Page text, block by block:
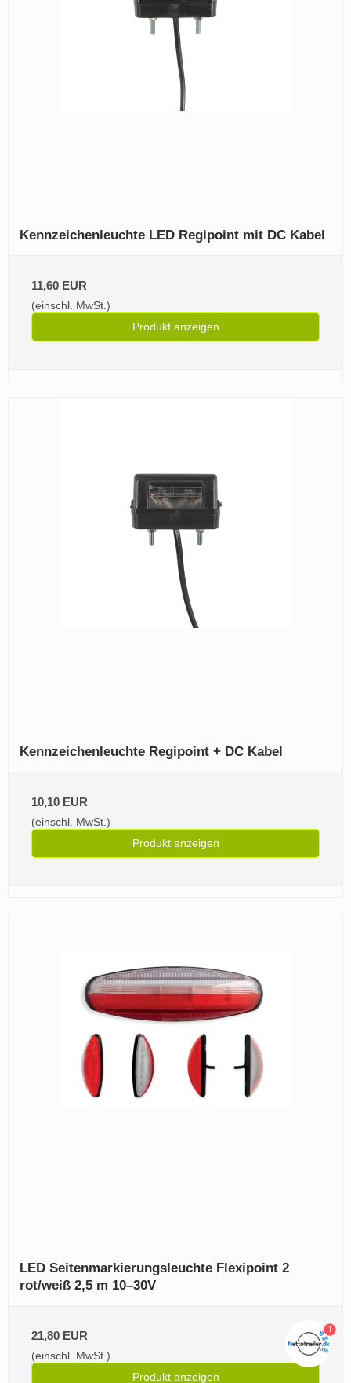
Kennzeichenleuchte LED Regipoint mit DC Kabel
11,60 EUR
(einschl. MwSt.)
Produkt anzeigen
Kennzeichenleuchte Regipoint + DC Kabel
10,10 EUR
(einschl. MwSt.)
Produkt anzeigen
LED Seitenmarkierungsleuchte Flexipoint 2
rot/weiß 2,5 m 10–30V
21,80 EUR
(einschl. MwSt.)
Produkt anzeigen
1